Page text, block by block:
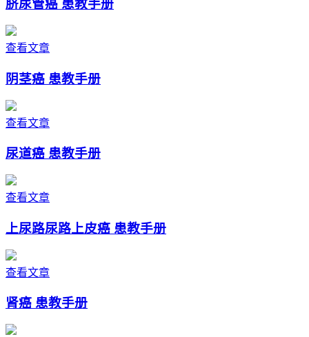
脐尿管癌 患教手册
查看文章
阴茎癌 患教手册
查看文章
尿道癌 患教手册
查看文章
上尿路尿路上皮癌 患教手册
查看文章
肾癌 患教手册